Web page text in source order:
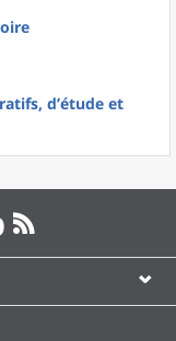
d’étude et